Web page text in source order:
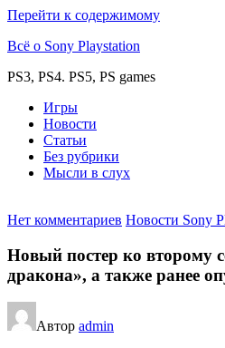
Перейти к содержимому
Всё о Sony Playstation
PS3, PS4. PS5, PS games
Игры
Новости
Статьи
Без рубрики
Мысли в слух
Нет комментариев Новости Sony
Новый постер ко второму
дракона», а также ранее
Автор admin